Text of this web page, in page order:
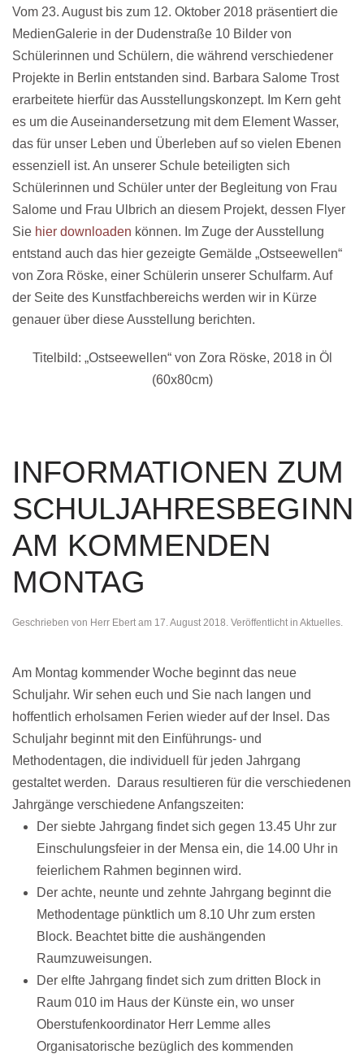
Vom 23. August bis zum 12. Oktober 2018 präsentiert die
MedienGalerie in der Dudenstraße 10 Bilder von
Schülerinnen und Schülern, die während verschiedener
Projekte in Berlin entstanden sind. Barbara Salome Trost
erarbeitete hierfür das Ausstellungskonzept. Im Kern geht
es um die Auseinandersetzung mit dem Element Wasser,
das für unser Leben und Überleben auf so vielen Ebenen
essenziell ist. An unserer Schule beteiligten sich
Schülerinnen und Schüler unter der Begleitung von Frau
Salome und Frau Ulbrich an diesem Projekt, dessen Flyer
Sie hier downloaden können. Im Zuge der Ausstellung
entstand auch das hier gezeigte Gemälde „Ostseewellen“
von Zora Röske, einer Schülerin unserer Schulfarm. Auf
der Seite des Kunstfachbereichs werden wir in Kürze
genauer über diese Ausstellung berichten.
Titelbild: „Ostseewellen“ von Zora Röske, 2018 in Öl
(60x80cm)
INFORMATIONEN ZUM
SCHULJAHRESBEGINN
AM KOMMENDEN
MONTAG
Geschrieben von Herr Ebertam 17. August 2018. Veröffentlicht in Aktuelles.
Am Montag kommender Woche beginnt das neue
Schuljahr. Wir sehen euch und Sie nach langen und
hoffentlich erholsamen Ferien wieder auf der Insel. Das
Schuljahr beginnt mit den Einführungs- und
Methodentagen, die individuell für jeden Jahrgang
gestaltet werden. Daraus resultieren für die verschiedenen
Jahrgänge verschiedene Anfangszeiten:
Der siebte Jahrgang findet sich gegen 13.45 Uhr zur
Einschulungsfeier in der Mensa ein, die 14.00 Uhr in
feierlichem Rahmen beginnen wird.
Der achte, neunte und zehnte Jahrgang beginnt die
Methodentage pünktlich um 8.10 Uhr zum ersten
Block. Beachtet bitte die aushängenden
Raumzuweisungen.
Der elfte Jahrgang findet sich zum dritten Block in
Raum 010 im Haus der Künste ein, wo unser
Oberstufenkoordinator Herr Lemme alles
Organisatorische bezüglich des kommenden